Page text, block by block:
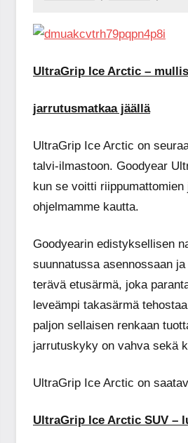
UltraGrip Ice Arctic –
jarrutusmatkaa jäällä
UltraGrip Ice Arctic on
talvi-ilmastoon. Goodyear
kun se voitti
ohjelmamme kautta.
Goodyearin edistyksellisen
suunnatussa asennossaan
terävä etusärmä, joka
leveämpi takasärmä
paljon sellaisen renkaan
jarrutuskyky on vahva sekä
UltraGrip Ice Arctic on
UltraGrip Ice Arctic SUV –